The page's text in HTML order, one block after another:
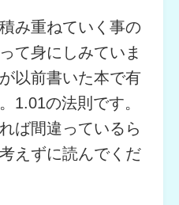
み重ねていく事の
て身にしみていま
以前書いた本で有
1.01の法則です。
ば間違っているら
えずに読んでくだ